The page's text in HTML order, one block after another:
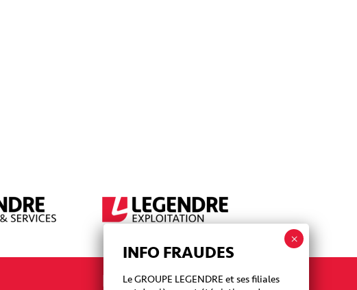
La newsletter Legendre
INFO FRAUDES
Le GROUPE LEGENDRE et ses filiales